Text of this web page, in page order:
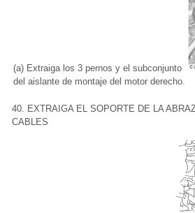
(a) Extraiga los 3 pernos y el subconjunto
del aislante de montaje del motor derecho.
40. EXTRAIGA EL SOPORTE DE LA
CABLES